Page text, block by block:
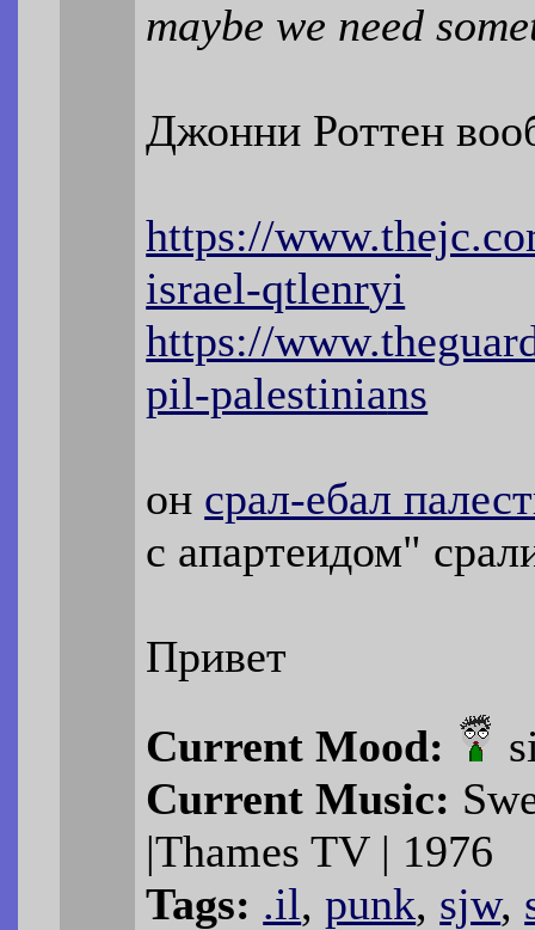
maybe we need
Джонни Роттен
https://
israel-qtlenryi
https://
pil-palestinians
он срал-ебал
с апартеидом"
Привет
Current Mood:
Current Music:
|Thames TV | 1976
Tags: .il,punk, sjw,